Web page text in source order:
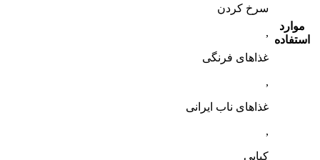
موارد
استفاده
سرخ کردن
,
غذاهای فرنگی
,
غذاهای ناب ایرانی
,
کبابی